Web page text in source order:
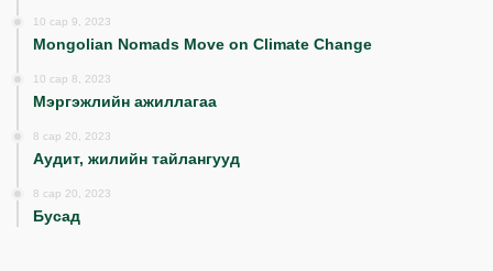
10 сар 9, 2023
Mongolian Nomads Move on Climate Change
10 сар 8, 2023
Мэргэжлийн ажиллагаа
8 сар 20, 2023
Аудит, жилийн тайлангууд
8 сар 20, 2023
Бусад